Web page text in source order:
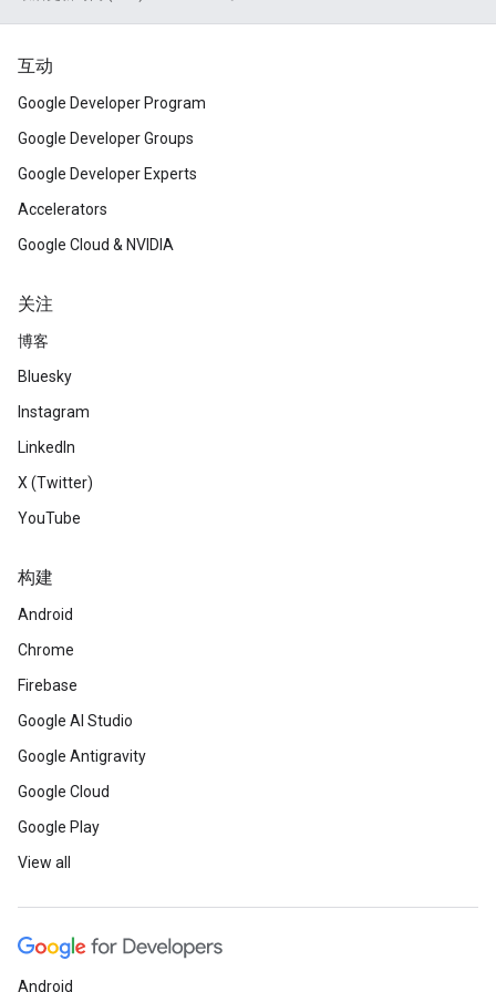
互动
Google Developer Program
Google Developer Groups
Google Developer Experts
Accelerators
Google Cloud & NVIDIA
关注
博客
Bluesky
Instagram
LinkedIn
X (Twitter)
YouTube
构建
Android
Chrome
Firebase
Google AI Studio
Google Antigravity
Google Cloud
Google Play
View all
Android